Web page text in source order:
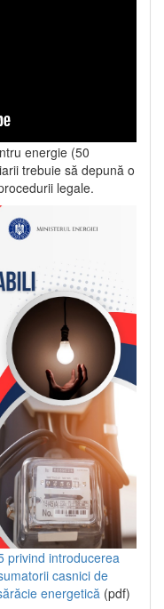
energie (50
trebuie să depună o
legale.
privind introducerea
casnici de
energetică (pdf)